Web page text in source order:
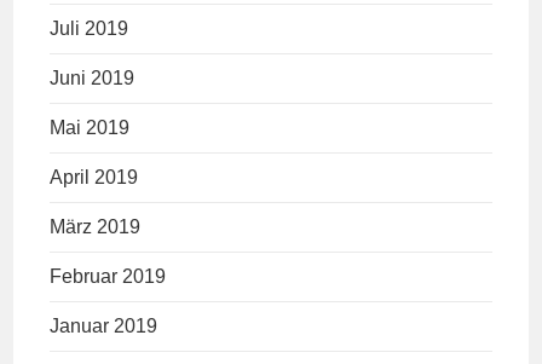
Juli 2019
Juni 2019
Mai 2019
April 2019
März 2019
Februar 2019
Januar 2019